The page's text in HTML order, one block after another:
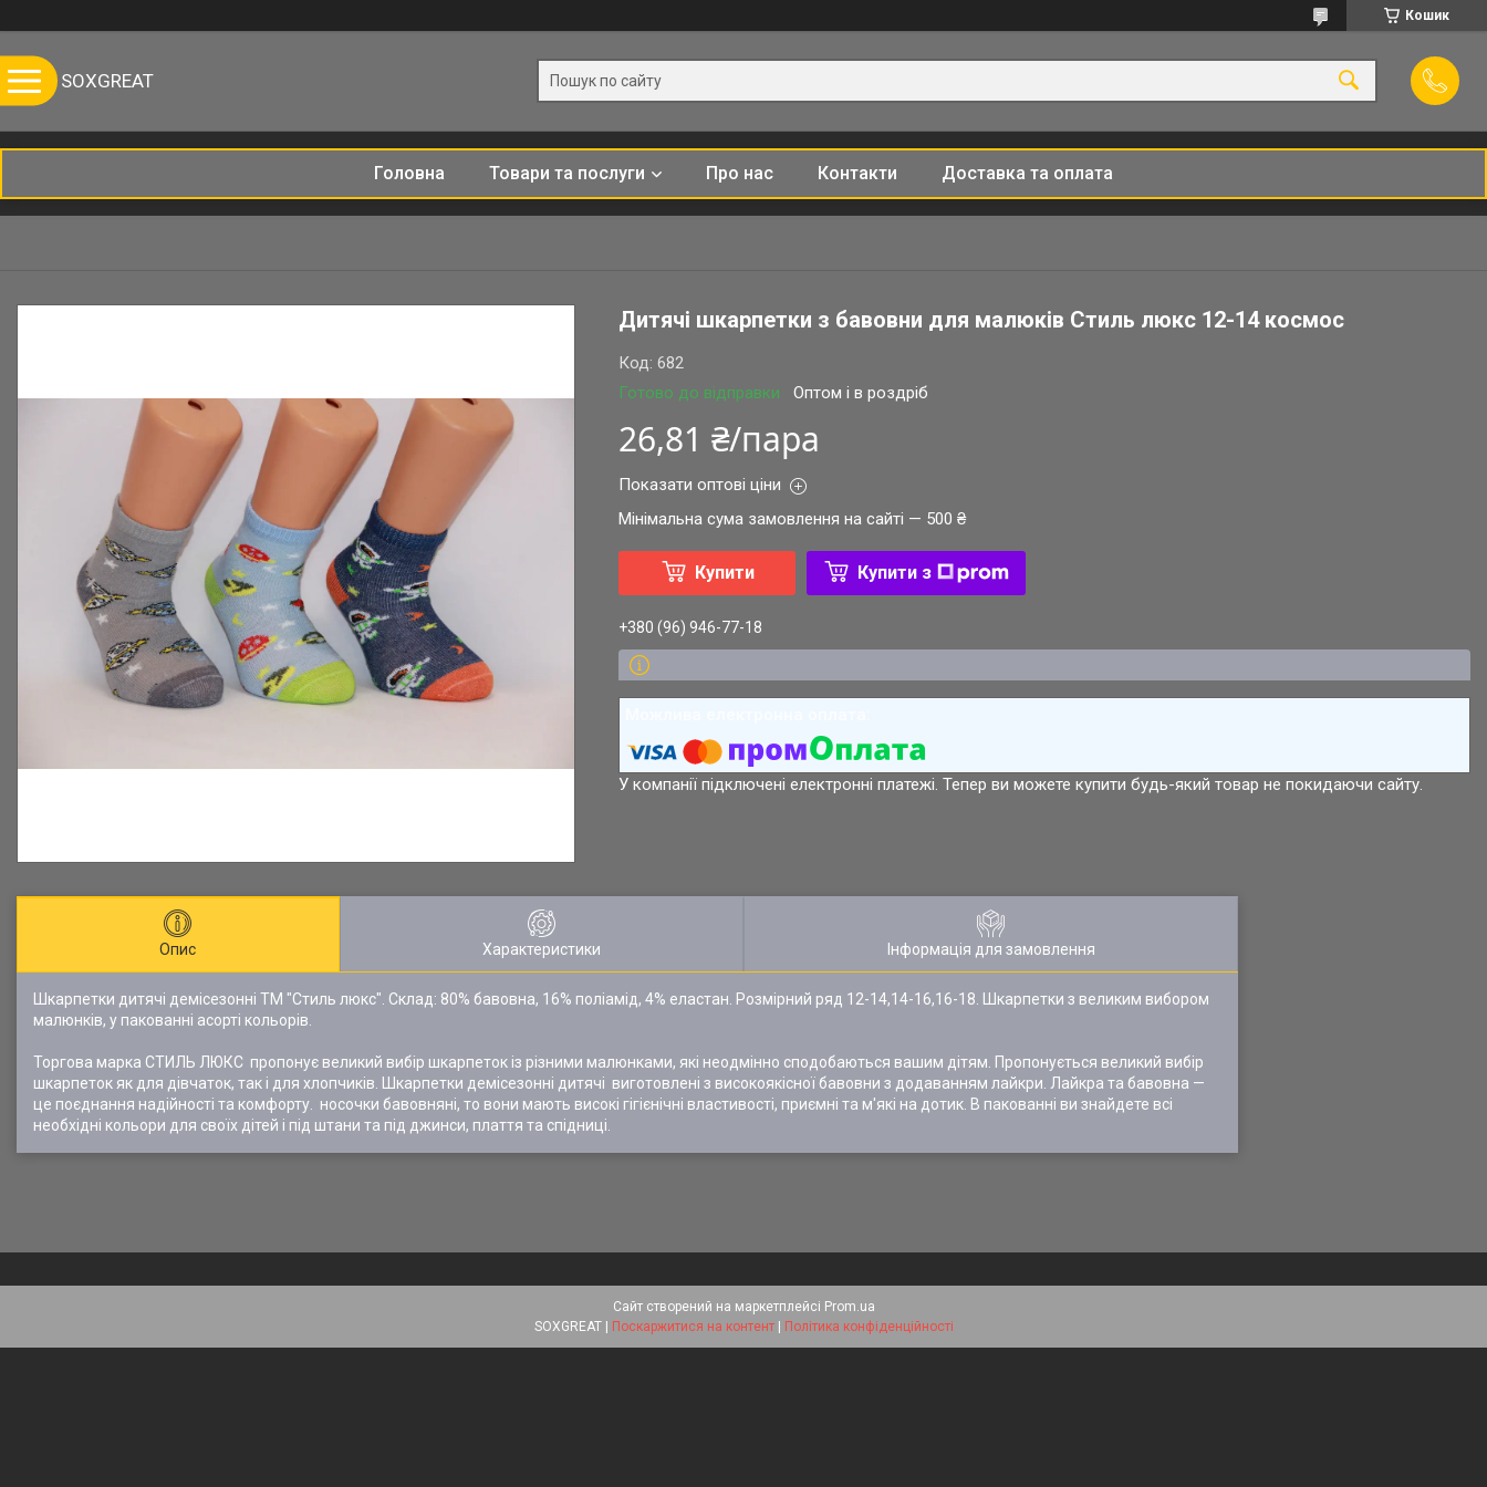
Кошик
SOXGREAT
Головна Товари та послуги Про нас Контакти Доставка та оплата
Дитячі шкарпетки з бавовни для малюків Стиль люкс 12-14 космос
Готово до відправки Оптом і в роздріб
Код:682
26,81 ₴/пара
Показати оптові ціни
Мінімальна сума замовлення на сайті — 500 ₴
Купити Купити з
+380 (96) 946-77-18
У компанії підключені електронні платежі. Тепер ви можете купити будь-який товар не покидаючи сайту.
Опис Характеристики Інформація для замовлення
Шкарпетки дитячі демісезонні ТМ "Стиль люкс". Склад: 80% бавовна, 16% поліамід, 4% еластан. Розмірний ряд 12-14,14-16,16-18. Шкарпетки з великим вибором
малюнків, у пакованні асорті кольорів.
Торгова марка СТИЛЬ ЛЮКС пропонує великий вибір шкарпеток із різними малюнками, які неодмінно сподобаються вашим дітям. Пропонується великий вибір
шкарпеток як для дівчаток, так і для хлопчиків. Шкарпетки демісезонні дитячі виготовлені з високоякісної бавовни з додаванням лайкри. Лайкра та бавовна —
це поєднання надійності та комфорту. носочки бавовняні, то вони мають високі гігієнічні властивості, приємні та м'які на дотик. В пакованні ви знайдете всі
необхідні кольори для своїх дітей і під штани та під джинси, плаття та спідниці.
Сайт створений на маркетплейсі Prom.ua
Поскаржитися на контент Політика конфіденційності